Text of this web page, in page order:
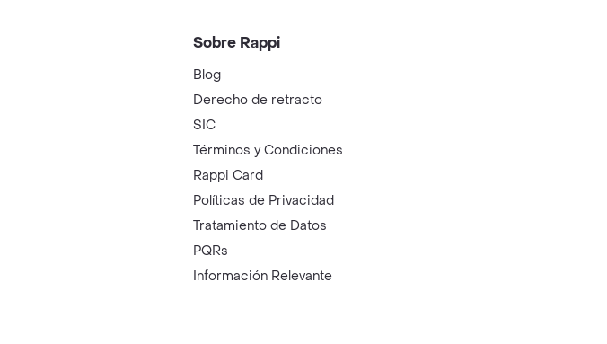
Sobre Rappi
Blog
Derecho de retracto
SIC
Términos y Condiciones
Rappi Card
Políticas de Privacidad
Tratamiento de Datos
PQRs
Información Relevante